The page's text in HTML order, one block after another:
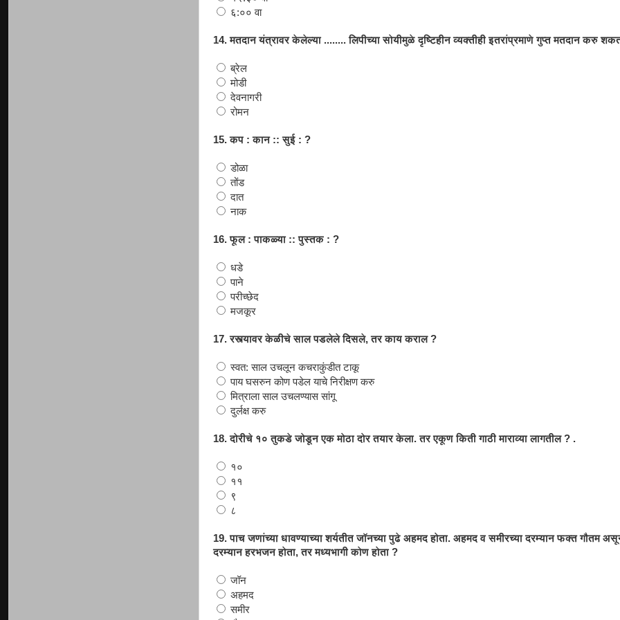
६:०० वा
14. मतदान यंत्रावर केलेल्या ........ लिपीच्या सोयीमुळे दृष्टिहीन व्यक्तीही इतरांप्रमाणे गुप्त मतदान करु
ब्रेल
मोडी
देवनागरी
रोमन
15. कप : कान :: सुई : ?
डोळा
तोंड
दात
नाक
16. फूल : पाकळ्या :: पुस्तक : ?
धडे
पाने
परीच्छेद
मजकूर
17. रस्त्यावर केळीचे साल पडलेले दिसले, तर काय कराल ?
स्वत: साल उचलून कचराकुंडीत टाकू
पाय घसरुन कोण पडेल याचे निरीक्षण करु
मित्राला साल उचलण्यास सांगू
दुर्लक्ष करु
18. दोरीचे १० तुकडे जोडून एक मोठा दोर तयार केला. तर एकूण किती गाठी माराव्या लागतील ? .
१०
११
९
८
19. पाच जणांच्या धावण्याच्या शर्यतीत जॉनच्या पुढे अहमद होता. अहमद व समीरच्या दरम्यान फक्त गौतम
दरम्यान हरभजन होता, तर मध्यभागी कोण होता ?
जॉन
अहमद
समीर